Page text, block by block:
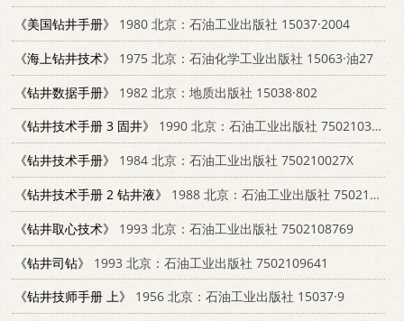
《美国钻井手册》
1980 北京：石油工业出版社 15037·2004
《海上钻井技术》
1975 北京：石油化学工业出版社 15063·油27
《钻井数据手册》
1982 北京：地质出版社 15038·802
《钻井技术手册 3 固井》
1990 北京：石油工业出版社 7502103139
《钻井技术手册》
1984 北京：石油工业出版社 750210027X
《钻井技术手册 2 钻井液》
1988 北京：石油工业出版社 750210027Ⅹ
《钻井取心技术》
1993 北京：石油工业出版社 7502108769
《钻井司钻》
1993 北京：石油工业出版社 7502109641
《钻井技师手册 上》
1956 北京：石油工业出版社 15037·9